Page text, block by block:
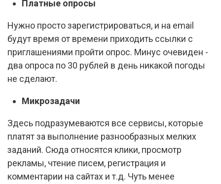
Платные опросы
Нужно просто зарегистрироваться, и на email
будут время от времени приходить ссылки с
приглашениями пройти опрос. Минус очевиден -
два опроса по 30 рублей в день никакой погоды
не сделают.
Микрозадачи
Здесь подразумеваются все сервисы, которые
платят за выполнение разнообразных мелких
заданий. Сюда относятся клики, просмотр
рекламы, чтение писем, регистрация и
комментарии на сайтах и т.д. Чуть менее